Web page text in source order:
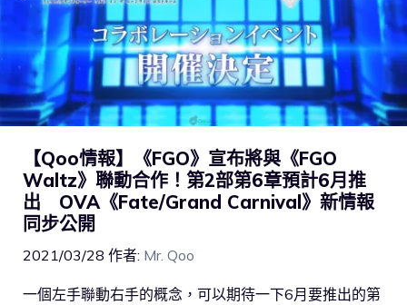
【Qoo情報】《FGO》宣布將與《FGO
Waltz》聯動合作！第2部第6章預計6月推
出 OVA《Fate/Grand Carnival》新情報
同步公開
2021/03/28 作者: Mr. Qoo
一個左手聯動右手的概念，可以期待一下6月要推出的第